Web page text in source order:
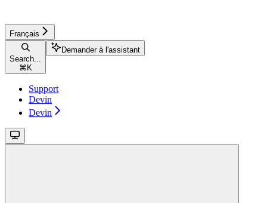
Français
Search...
⌘ K
Demander à l'assistant
Support
Devin
Devin